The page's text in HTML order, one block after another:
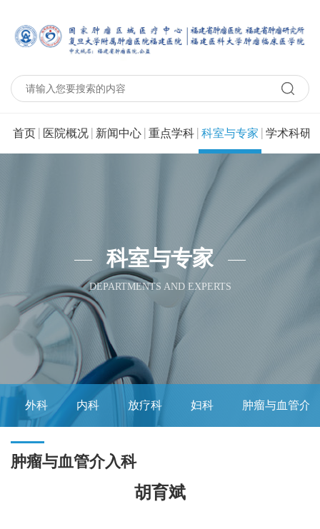
首页 | 医院概况 | 新闻中心 | 重点学科 | 科室与专家 | 学术科研
科室与专家
DEPARTMENTS AND EXPERTS
外科 内科 放疗科 妇科 肿瘤与血管介
肿瘤与血管介入科
胡育斌